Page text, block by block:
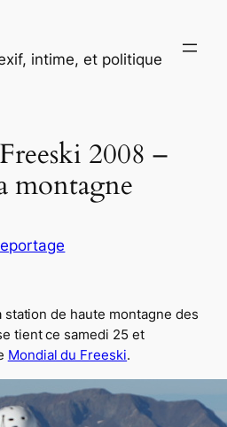
intime, et politique
2008 –
montagne
de haute montagne des
tient ce samedi 25 et
Mondial du Freeski.